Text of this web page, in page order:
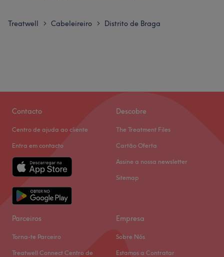
Treatwell > Cabeleireiro > Distrito de Braga
Contacto
Centro de ajuda ao cliente
Entra em contacto
Descobre
The Treatment Files
Cartão Oferta
Assine a nossa newsletter
Sitemap
Parceiros
Torna-te Parceiro
Treatwell Connect Centro de
Empresa
Sobre Nós
Estamos a Contratar